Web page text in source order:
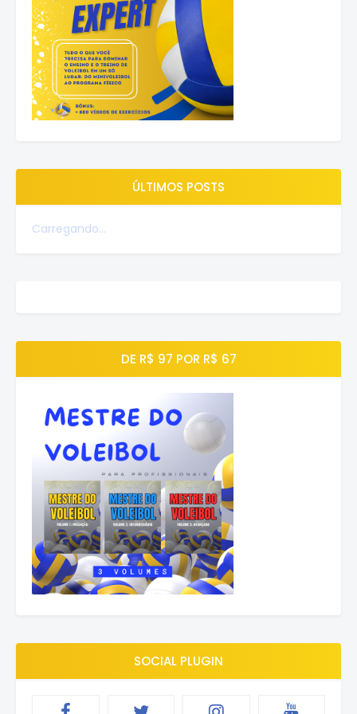
ÚLTIMOS POSTS
Carregando...
DE R$ 97 POR R$ 67
SOCIAL PLUGIN